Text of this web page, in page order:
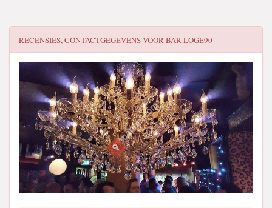
RECENSIES, CONTACTGEGEVENS VOORBAR LOGE90